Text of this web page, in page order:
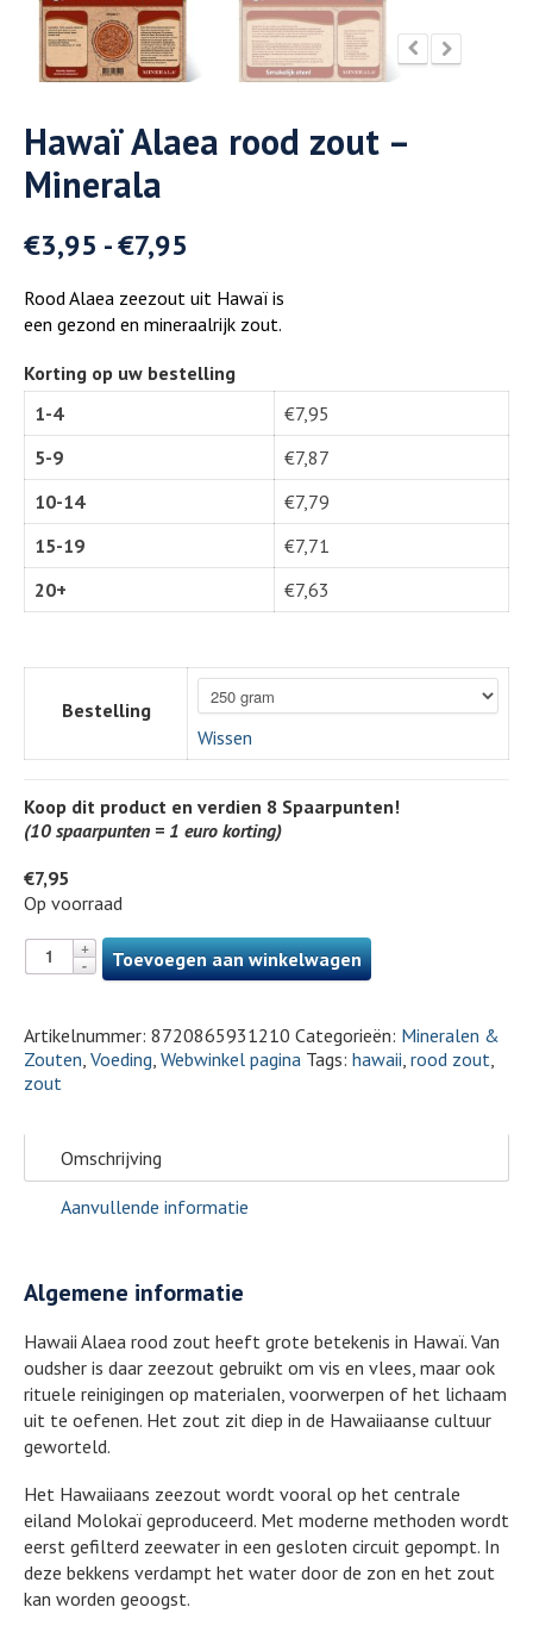
Hawaï Alaea rood zout –
Minerala
€3,95 -€7,95
Rood Alaea zeezout uit Hawaï is
een gezond en mineraalrijk zout.
Korting op uw bestelling
1-4
€7,95
5-9
€7,87
10-14
€7,79
15-19
€7,71
20+
€7,63
Bestelling
Wissen
Koop dit product en verdien 8 Spaarpunten!
(10 spaarpunten = 1 euro korting)
€7,95
Op voorraad
Toevoegen aan winkelwagen
Artikelnummer: 8720865931210 Categorieën: Mineralen &
Zouten Voeding Webwinkel pagina Tags: hawaii rood zout
zout
Omschrijving
Aanvullende informatie
Algemene informatie
Hawaii Alaea rood zout heeft grote betekenis in Hawaï. Van
oudsher is daar zeezout gebruikt om vis en vlees, maar ook
rituele reinigingen op materialen, voorwerpen of het lichaam
uit te oefenen. Het zout zit diep in de Hawaiiaanse cultuur
geworteld.
Het Hawaiiaans zeezout wordt vooral op het centrale
eiland Molokaï geproduceerd. Met moderne methoden wordt
eerst gefilterd zeewater in een gesloten circuit gepompt. In
deze bekkens verdampt het water door de zon en het zout
kan worden geoogst.